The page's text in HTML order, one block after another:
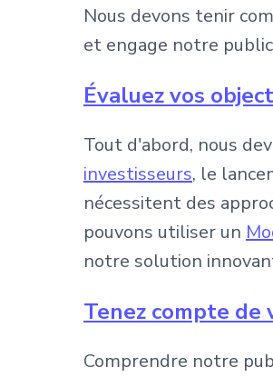
Nous devons tenir
et engage notre
Évaluez vos
Tout d'abord, nous
investisseurs, le
nécessitent des
pouvons utiliser un
notre solution
Tenez compte de
Comprendre notre